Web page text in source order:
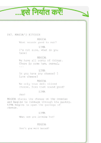
...इसे निर्यात करें!